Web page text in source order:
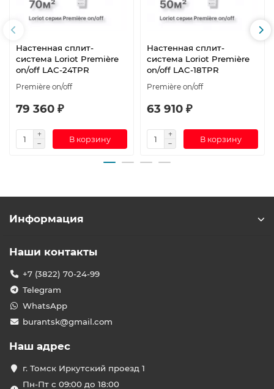
Настенная сплит-
система Loriot Première
on/off LAC-24TPR
Première on/off
79 360 ₽
В корзину
Настенная сплит-
система Loriot Première
on/off LAC-18TPR
Première on/off
63 910 ₽
В корзину
Информация
Наши контакты
+7 (3822) 70-24-99
Telegram
WhatsApp
burantsk@gmail.com
Наш адрес
г. Томск Иркутский проезд 1
Пн-Пт с 09:00 до 18:00